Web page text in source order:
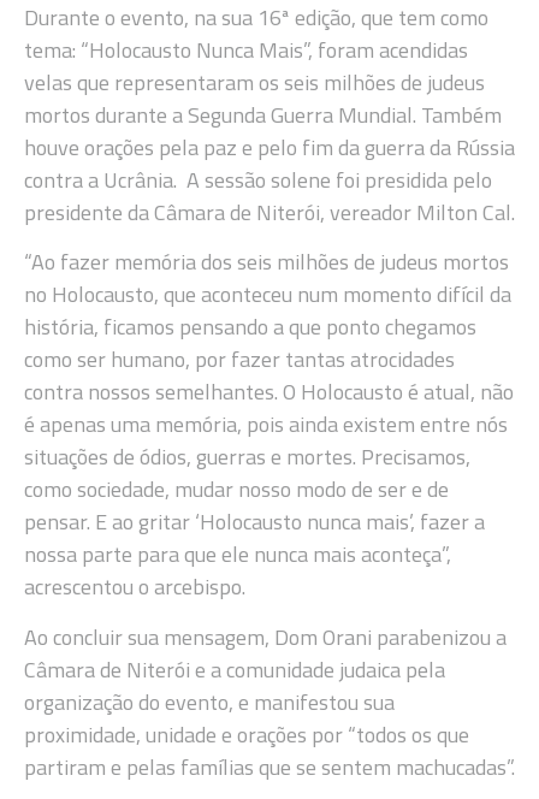
Durante o evento, na sua 16ª edição, que tem como
tema: “Holocausto Nunca Mais”, foram acendidas
velas que representaram os seis milhões de judeus
mortos durante a Segunda Guerra Mundial. Também
houve orações pela paz e pelo fim da guerra da Rússia
contra a Ucrânia. A sessão solene foi presidida pelo
presidente da Câmara de Niterói, vereador Milton Cal.
“Ao fazer memória dos seis milhões de judeus mortos
no Holocausto, que aconteceu num momento difícil da
história, ficamos pensando a que ponto chegamos
como ser humano, por fazer tantas atrocidades
contra nossos semelhantes. O Holocausto é atual, não
é apenas uma memória, pois ainda existem entre nós
situações de ódios, guerras e mortes. Precisamos,
como sociedade, mudar nosso modo de ser e de
pensar. E ao gritar ‘Holocausto nunca mais’, fazer a
nossa parte para que ele nunca mais aconteça”,
acrescentou o arcebispo.
Ao concluir sua mensagem, Dom Orani parabenizou a
Câmara de Niterói e a comunidade judaica pela
organização do evento, e manifestou sua
proximidade, unidade e orações por “todos os que
partiram e pelas famílias que se sentem machucadas”.